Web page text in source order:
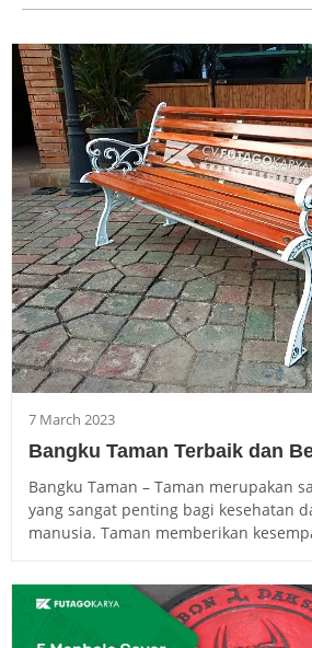
7 March 2023
Bangku Taman Terbaik dan
Bangku Taman – Taman merupakan
yang sangat penting bagi kesehatan
manusia. Taman memberikan